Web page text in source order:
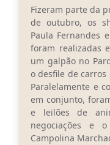
Fizeram parte da
de outubro, os
Paula Fernandes
foram realizadas
um galpão no
o desfile de
Paralelamente e
em conjunto,
e leilões de
negociações e
Campolina